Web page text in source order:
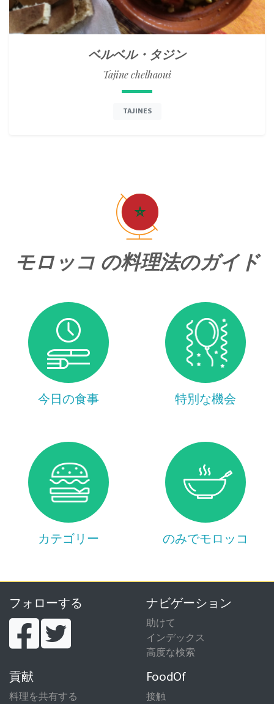
ベルベル・タジン
Tajine chelhaoui
TAJINES
モロッコ の料理法のガイド
今日の食事 特別な機会
カテゴリー のみでモロッコ
フォローする ナビゲーション
助けて
インデックス
高度な検索
貢献
料理を共有する
FoodOf
接触